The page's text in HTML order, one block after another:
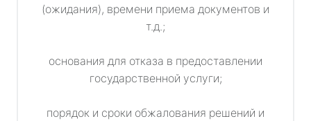
(ожидания), времени приема документов и
т.д.;
основания для отказа в предоставлении
государственной услуги;
порядок и сроки обжалования решений и